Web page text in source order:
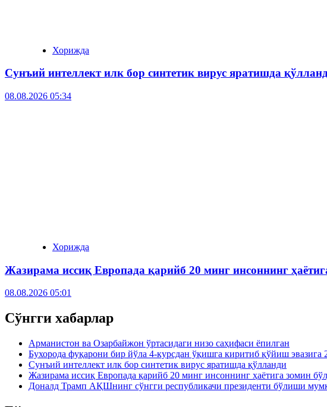
Хорижда
Сунъий интеллект илк бор синтетик вирус яратишда
08.08.2026 05:34
Хорижда
Жазирама иссиқ Европада қарийб 20 минг инсоннинг
08.08.2026 05:01
Сўнгги хабарлар
Арманистон ва Озарбайжон ўртасидаги низо саҳифаси ёпилган
Бухорода фуқарони бир йўла 4-курсдан ўқишга киритиб қўйиш
Сунъий интеллект илк бор синтетик вирус яратишда қўлланди
Жазирама иссиқ Европада қарийб 20 минг инсоннинг ҳаётига зомин
Доналд Трамп АҚШнинг сўнгги республикачи президенти бўлиши